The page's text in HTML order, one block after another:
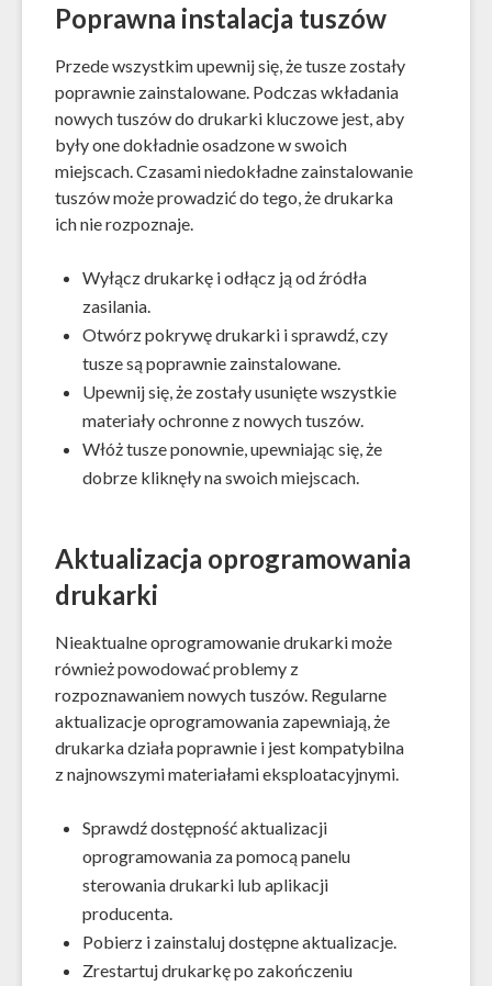
Poprawna instalacja tuszów
Przede wszystkim upewnij się, że tusze zostały
poprawnie zainstalowane. Podczas wkładania
nowych tuszów do drukarki kluczowe jest, aby
były one dokładnie osadzone w swoich
miejscach. Czasami niedokładne zainstalowanie
tuszów może prowadzić do tego, że drukarka
ich nie rozpoznaje.
Wyłącz drukarkę i odłącz ją od źródła
zasilania.
Otwórz pokrywę drukarki i sprawdź, czy
tusze są poprawnie zainstalowane.
Upewnij się, że zostały usunięte wszystkie
materiały ochronne z nowych tuszów.
Włóż tusze ponownie, upewniając się, że
dobrze kliknęły na swoich miejscach.
Aktualizacja oprogramowania
drukarki
Nieaktualne oprogramowanie drukarki może
również powodować problemy z
rozpoznawaniem nowych tuszów. Regularne
aktualizacje oprogramowania zapewniają, że
drukarka działa poprawnie i jest kompatybilna
z najnowszymi materiałami eksploatacyjnymi.
Sprawdź dostępność aktualizacji
oprogramowania za pomocą panelu
sterowania drukarki lub aplikacji
producenta.
Pobierz i zainstaluj dostępne aktualizacje.
Zrestartuj drukarkę po zakończeniu